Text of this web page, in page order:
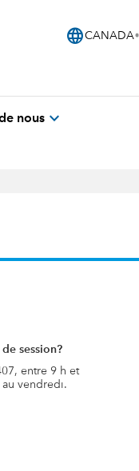
languageCANADA
nous expand_more
session?
entre 9 h et
au vendredi.